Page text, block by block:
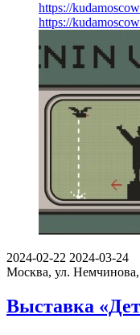
https://
https://
2024-02-22 2024-03-24
Москва, ул. Немчинова,
Выставка